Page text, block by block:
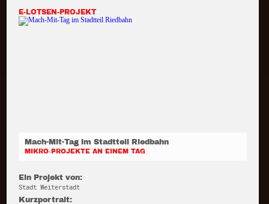
E-LOTSEN-PROJEKT
Mach-Mit-Tag im Stadtteil Riedbahn
MIKRO-PROJEKTE AN EINEM TAG
Ein Projekt von:
Stadt Weiterstadt
Kurzportrait: